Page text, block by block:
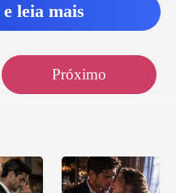
leia mais
Próximo